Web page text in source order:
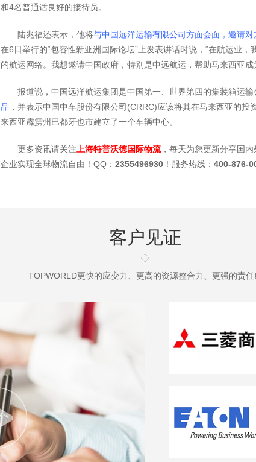
和4名普通话良好的接待员。
陆兆福还表示，他将与中国远洋运输有限公司方面会面，邀请
在6日举行的“包容性新亚洲国际论坛”上发表讲话时说，“在航运业
的航运网络。我想邀请中国政府，特别是中远航运，帮助马来西亚
报道说，中国远洋航运集团是中国第一、世界第四的集装箱运输
品 ，并表示中国中车股份有限公司(CRRC)应该将其在马来西亚的
来西亚霹雳州巴都牙也市建立了一个车辆中心。
更多资讯请关注 上海特普沃德国际物流，每天为您更新分享国
企业实现全球物流自由！QQ： 2355496930 ！服务热线： 400-876-
客户见证
TOPWORLD更快的应变力、更高的资源整合力、更强的责任